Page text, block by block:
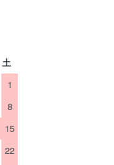
土
1
8
15
22